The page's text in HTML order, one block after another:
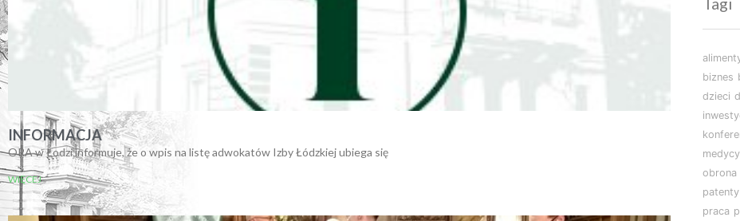
INFORMACJA
ORA w Łodzi informuje, że o wpis na listę adwokatów Izby Łódzkiej ubiega się
WIĘCEJ
biznes
dzieci
obrona
patenty
praca